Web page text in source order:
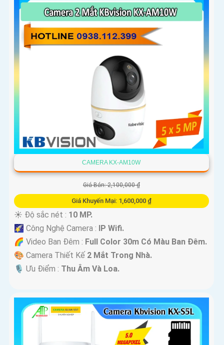
CAMERA KX-AM10W
Giá Bán: 2,100,000 ₫
Giá Khuyến Mại: 1,600,000 ₫
☀️ Độ sắc nét : 10 MP.
🌠 Công Nghệ Camera : IP Wifi.
🌈 Video Ban Đêm : Full Color 30m Có Màu Ban Ðêm.
🎨 Camera Thiết Kế 2 Mắt Trong Nhà.
️🎙 Ưu Điểm : Thu Âm Và Loa.